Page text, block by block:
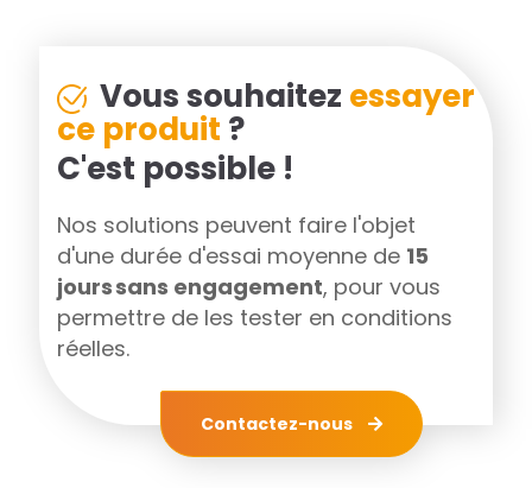
Vous souhaitez essayer
ce produit ?
C'est possible !
Nos solutions peuvent faire l'objet
d'une durée d'essai moyenne de 15
jours sans engagement, pour vous
permettre de les tester en conditions
réelles.
Contactez-nous